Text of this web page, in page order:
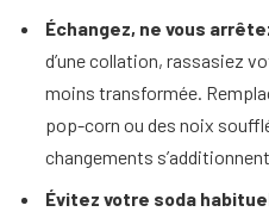
Échangez, ne vous
d’une collation, rassasiez
moins transformée.
pop-corn ou des noix
changements
Évitez votre soda